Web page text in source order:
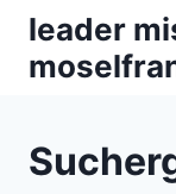
Zum
Inhalt
springen
leader